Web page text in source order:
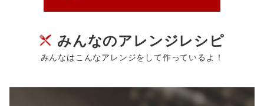
みんなのアレンジレシピ
みんなはこんなアレンジをして作っているよ！